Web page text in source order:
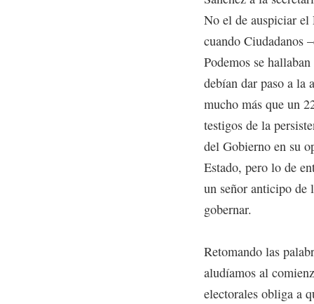
No el de auspiciar
cuando Ciudadanos
Podemos se
debían dar paso a la
mucho más que un
testigos de la
del Gobierno en su
Estado, pero lo de
un señor anticipo de
gobernar.
Retomando las
aludíamos al
electorales obliga a